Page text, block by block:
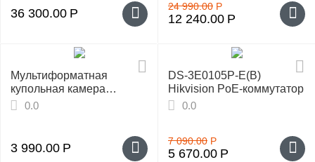
36 300.00 Р 24 990.00 Р
12 240.00 Р
Мультиформатная
купольная камера
ActiveCam AC-TA383IR2
0.0
3 990.00 Р
DS-3E0105P-E(B)
Hikvision PoE-коммутатор
0.0
7 090.00 Р
5 670.00 Р